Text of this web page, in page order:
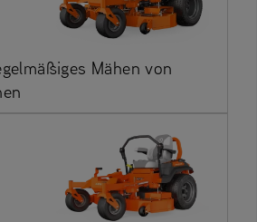
Mähen von